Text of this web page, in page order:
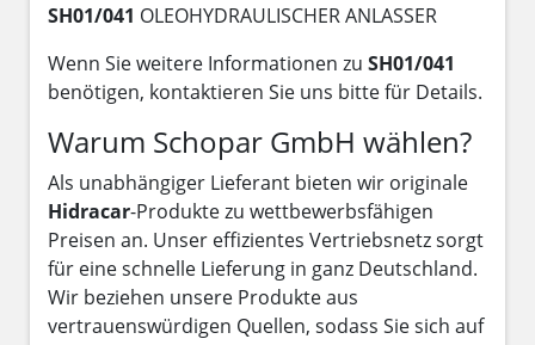
SH01/041 OLEOHYDRAULISCHER ANLASSER
Wenn Sie weitere Informationen zu SH01/041
benötigen, kontaktieren Sie uns bitte für Details.
Warum Schopar GmbH wählen?
Als unabhängiger Lieferant bieten wir originale
Hidracar-Produkte zu wettbewerbsfähigen
Preisen an. Unser effizientes Vertriebsnetz sorgt
für eine schnelle Lieferung in ganz Deutschland.
Wir beziehen unsere Produkte aus
vertrauenswürdigen Quellen, sodass Sie sich auf